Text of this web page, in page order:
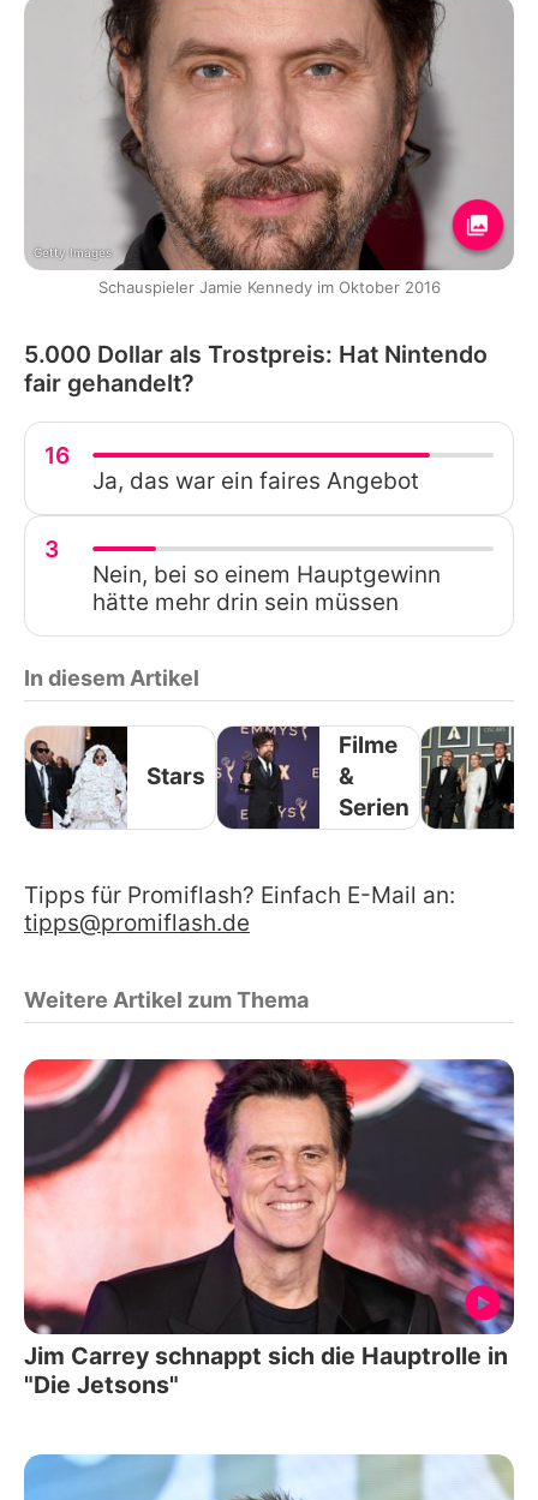
Getty Images
Schauspieler Jamie Kennedy im Oktober 2016
5.000 Dollar als Trostpreis: Hat Nintendo
fair gehandelt?
16
Ja, das war ein faires Angebot
3
Nein, bei so einem Hauptgewinn
hätte mehr drin sein müssen
In diesem Artikel
Stars
Filme
&
Serien
Tipps für Promiflash? Einfach E-Mail an:
tipps@promiflash.de
Weitere Artikel zum Thema
Jim Carrey schnappt sich die Hauptrolle in
"Die Jetsons"